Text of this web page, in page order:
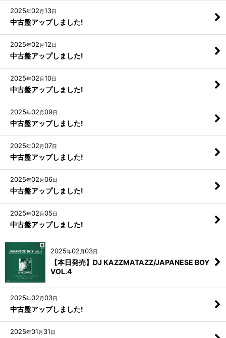
2025年02 月13日
中古盤アップしました!
2025年02 月12日
中古盤アップしました!
2025年02 月10日
中古盤アップしました!
2025年02 月09日
中古盤アップしました!
2025年02 月07日
中古盤アップしました!
2025年02 月06日
中古盤アップしました!
2025年02 月05日
中古盤アップしました!
2025年02 月03日
【本日発売】DJ KAZZMATAZZ/JAPANESE BOY
VOL.4
2025年02 月03日
中古盤アップしました!
2025年01 月 31日